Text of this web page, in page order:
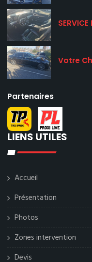
Votre
Partenaires
LIENS UTILES
Accueil
Présentation
Photos
Zones intervention
Devis